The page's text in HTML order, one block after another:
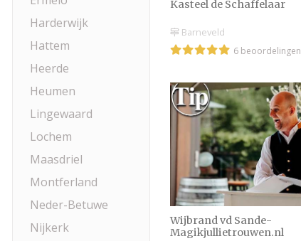
Harderwijk
Hattem
Heerde
Heumen
Lingewaard
Lochem
Maasdriel
Montferland
Neder-Betuwe
Nijkerk
Kasteel de Schaffelaar
Barneveld
6 beoordelingen
Wijbrand vd Sande-
Magikjullietrouwen.nl